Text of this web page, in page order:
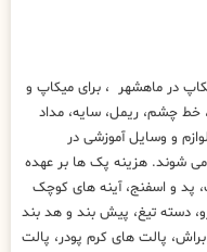
در ماهشهر ، برای میکاپ و
خط چشم، ریمل، سایه، مداد
و وسایل آموزشی در
می شوند. هزینه پک ها بر عهده
پد و اسفنج، آینه های كوچک
دسته تیغ، پیش بند و هد بند
پالت های کرم پودر، پالت